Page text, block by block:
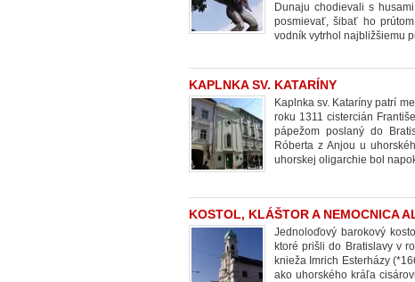
Dunaju chodievali s
posmievať, šibať ho
vodník vytrhol najbližšiemu
KAPLNKA SV. KATARÍNY
Kaplnka sv. Kataríny patrí
roku 1311 cistercián
pápežom poslaný do
Róberta z Anjou u
uhorskej oligarchie bol
KOSTOL, KLÁŠTOR A NEMOCNICA
Jednoloďový barokový
ktoré prišli do Bratislavy v
knieža Imrich Esterházy
ako uhorského kráľa